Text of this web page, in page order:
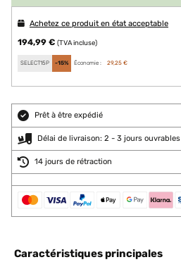
Achetez ce produit en état acceptable
194,99 € (TVA incluse)
SELECT15P -15% Économie : 29,25 €
Prêt à être expédié
Délai de livraison: 2 - 3 jours ouvrables
14 jours de rétraction
Caractéristiques principales